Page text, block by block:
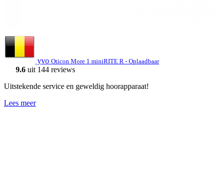
yvo Oticon More 1 miniRITE R - Oplaadbaar
9.6 uit 144 reviews
Uitstekende service en geweldig hoorapparaat!
Lees meer